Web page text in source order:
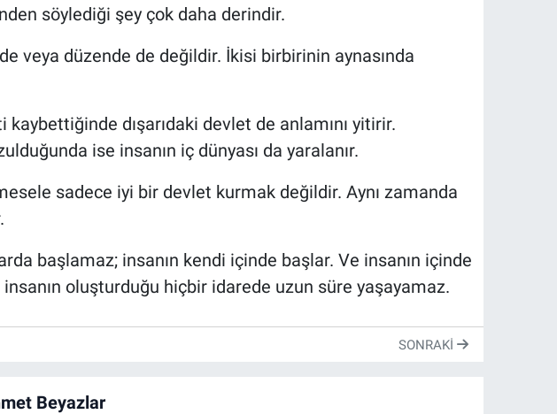
söylediği şey çok daha derindir.
veya düzende de değildir. İkisi birbirinin aynasında
dışarıdaki devlet de anlamını yitirir.
ise insanın iç dünyası da yaralanır.
sadece iyi bir devlet kurmak değildir. Aynı zamanda
başlamaz; insanın kendi içinde başlar. Ve insanın içinde
oluşturduğu hiçbir idarede uzun süre yaşayamaz.
SONRAKI
Beyazlar